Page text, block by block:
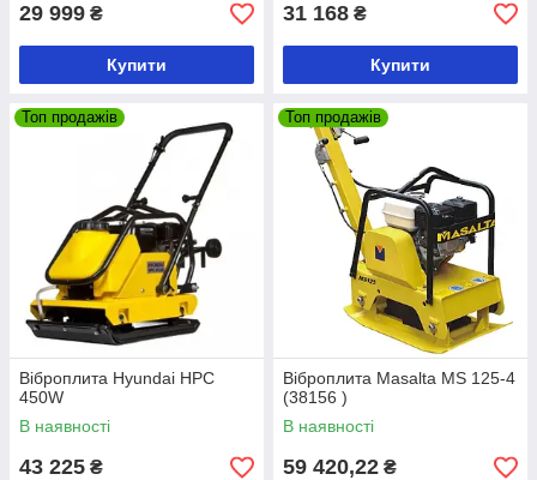
29 999 ₴
Купити
31 168 ₴
Купити
Топ продажів
Віброплита Hyundai HPC
450W
В наявності
43 225 ₴
Топ продажів
Віброплита Masalta MS 125-4
(38156 )
В наявності
59 420,22 ₴